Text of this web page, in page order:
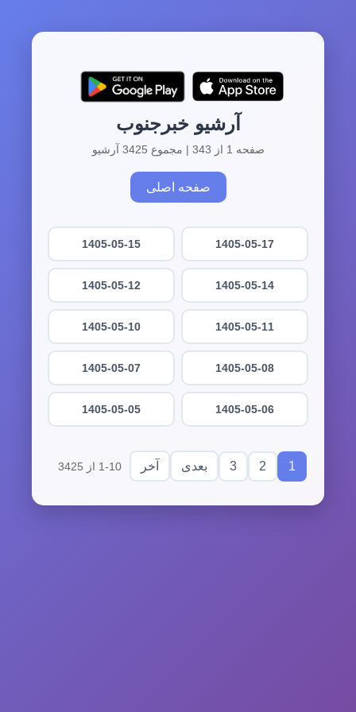
آرشیو خبرجنوب
صفحه 1 از 343 | مجموع 3425 آرشیو
صفحه اصلی
1405-05-17
1405-05-15
1405-05-14
1405-05-12
1405-05-11
1405-05-10
1405-05-08
1405-05-07
1405-05-06
1405-05-05
1
2
3 بعدی آخر 1-10 از 3425